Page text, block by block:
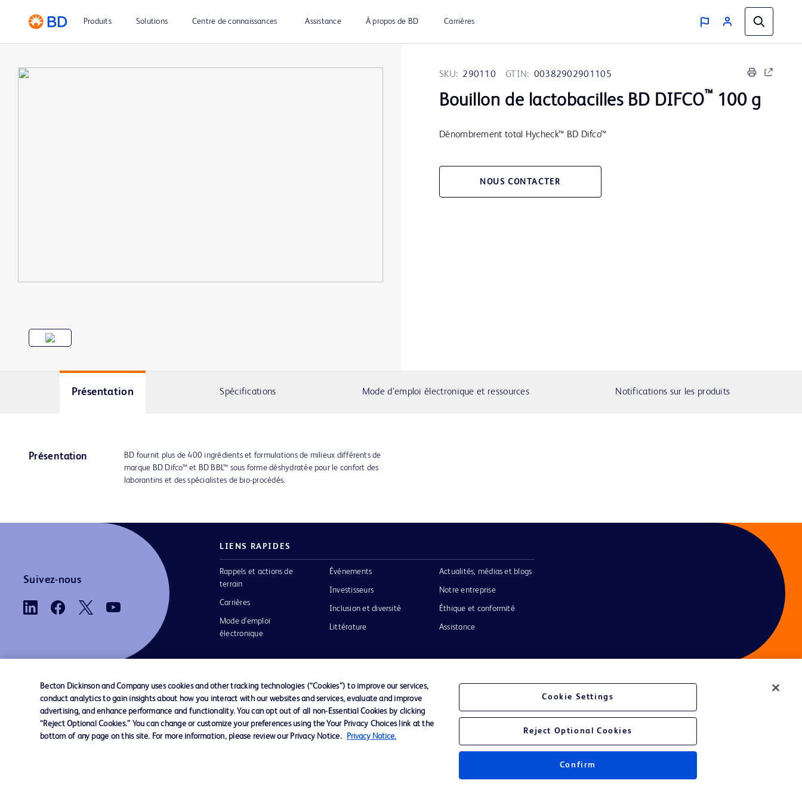
Produits Solutions Centre de connaissances Assistance À propos de BD Carrières
SKU: 290110 GTIN: 00382902901105
Bouillon de lactobacilles BD DIFCO™ 100 g
Dénombrement total Hycheck™ BD Difco™
NOUS CONTACTER
Présentation Spécifications Mode d’emploi électronique et ressources Notifications sur les produits
Présentation
BD fournit plus de 400 ingrédients et formulations de milieux différents de
marque BD Difco™ et BD BBL™ sous forme déshydratée pour le confort des
laborantins et des spécialistes de bio-procédés.
Suivez-nous
LIENS RAPIDES
Rappels et actions de
terrain
Carrières
Mode d’emploi
électronique
Événements
Investisseurs
Inclusion et diversité
Littérature
Actualités, médias et blogs
Notre entreprise
Éthique et conformité
Assistance
Nous contacter Préférences en matière de cookies Confidentialité Conditions d’utilisation
Becton Dickinson and Company uses cookies and other tracking technologies (“Cookies”) to improve our services,
conduct analytics to gain insights about how you interact with our websites and services, evaluate and improve
advertising, and enhance performance and functionality. You can opt out of all non-Essential Cookies by clicking
“Reject Optional Cookies.” You can change or customize your preferences using the Your Privacy Choices link at the
bottom of any page on this site. For more information, please review our Privacy Notice.
Privacy Notice.
Cookie Settings
Reject Optional Cookies
Confirm